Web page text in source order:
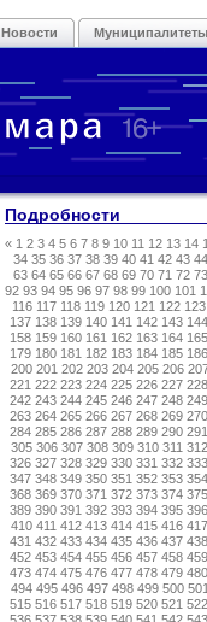
Новости Муниципалитеты
Подробности
« 1 2 3 4 5 6 7 8 9 10 11 12 13 14
34 35 36 37 38 39 40 41 42 43 44
63 64 65 66 67 68 69 70 71 72 73
92 93 94 95 96 97 98 99 100 101
116 117 118 119 120 121 122 123
137 138 139 140 141 142 143 144
158 159 160 161 162 163 164 165
179 180 181 182 183 184 185 186
200 201 202 203 204 205 206
221 222 223 224 225 226 227 228
242 243 244 245 246 247 248 249
263 264 265 266 267 268 269 270
284 285 286 287 288 289 290 291
305 306 307 308 309 310 311 312
326 327 328 329 330 331 332 333
347 348 349 350 351 352 353 354
368 369 370 371 372 373 374 375
389 390 391 392 393 394 395 396
410 411 412 413 414 415 416 417
431 432 433 434 435 436 437 438
452 453 454 455 456 457 458 459
473 474 475 476 477 478 479 480
494 495 496 497 498 499 500 501
515 516 517 518 519 520 521 522